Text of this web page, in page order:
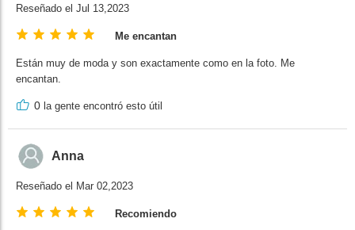
Reseñado el Jul 13,2023
Me encantan
Están muy de moda y son exactamente como en la foto. Me
encantan.
0 la gente encontró esto útil
Anna
Reseñado el Mar 02,2023
Recomiendo